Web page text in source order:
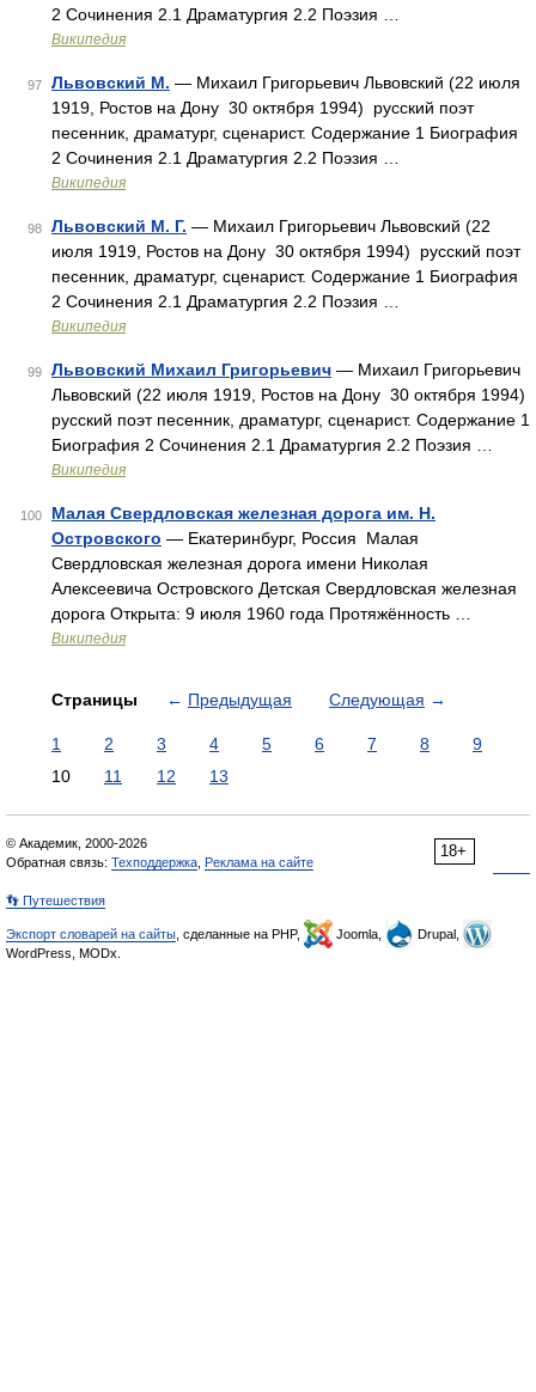
2 Сочинения 2.1 Драматургия 2.2 Поэзия …
Википедия
97 Львовский М. — Михаил Григорьевич Львовский (22 июля
1919, Ростов на Дону 30 октября 1994) русский поэт
песенник, драматург, сценарист. Содержание 1 Биография
2 Сочинения 2.1 Драматургия 2.2 Поэзия …
Википедия
98 Львовский М. Г. — Михаил Григорьевич Львовский (22
июля 1919, Ростов на Дону 30 октября 1994) русский поэт
песенник, драматург, сценарист. Содержание 1 Биография
2 Сочинения 2.1 Драматургия 2.2 Поэзия …
Википедия
99 Львовский Михаил Григорьевич — Михаил Григорьевич
Львовский (22 июля 1919, Ростов на Дону 30 октября 1994)
русский поэт песенник, драматург, сценарист. Содержание 1
Биография 2 Сочинения 2.1 Драматургия 2.2 Поэзия …
Википедия
100
Малая Свердловская железная дорога им. Н.
Островского — Екатеринбург, Россия Малая
Свердловская железная дорога имени Николая
Алексеевича Островского Детская Свердловская железная
дорога Открыта: 9 июля 1960 года Протяжённость …
Википедия
Страницы ← Предыдущая Следующая →
1 2 3 4 5 6 7 8
9
10
11 12 13
18+
© Академик, 2000-2026
Обратная связь: Техподдержка Реклама на сайте
👣 Путешествия
Экспорт словарей на сайты , сделанные на PHP, Joomla,
Drupal,
WordPress, MODx.